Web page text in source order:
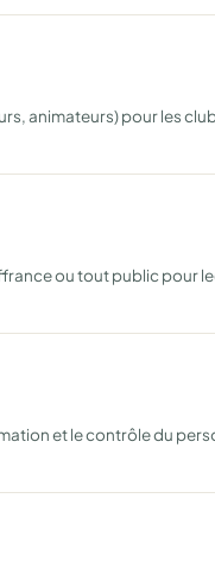
animateurs) pour les
ou tout public pour
et le contrôle du